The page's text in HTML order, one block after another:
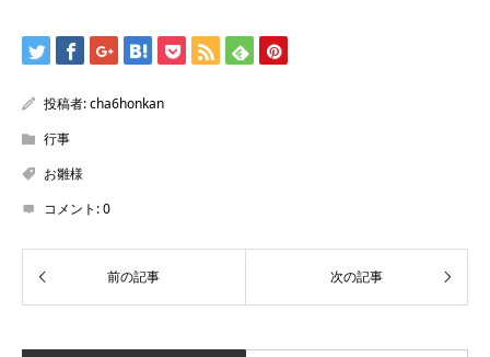
投稿者:cha6honkan
行事
お雛様
コメント:0